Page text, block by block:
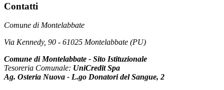
Contatti
Comune di Montelabbate
Via Kennedy, 90 - 61025 Montelabbate (PU)
Comune di Montelabbate - Sito Istituzionale
Tesoreria Comunale: UniCredit Spa
Ag. Osteria Nuova - L.go Donatori del Sangue, 2